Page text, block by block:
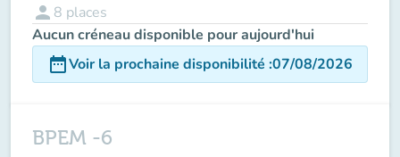
person 8 places
Aucun créneau disponible pour aujourd'hui
date_rangeVoir la prochaine disponibilité :07/08/2026
BPEM -6